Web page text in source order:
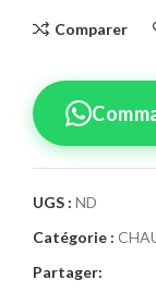
Comparer
UGS : ND
Catégorie :
Partager: